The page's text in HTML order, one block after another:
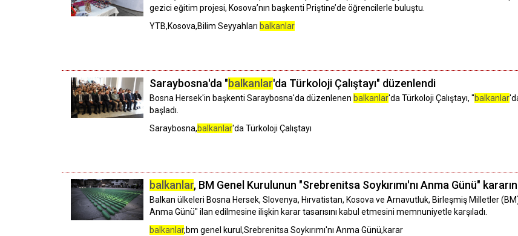
gezici eğitim projesi, Kosova’nın başkenti Priştine’de öğrencilerle buluştu.
YTB,Kosova,Bilim Seyyahları balkanlar
Saraybosna'da "balkanlar'da Türkoloji Çalıştayı" düzenlendi
Bosna Hersek'in başkenti Saraybosna'da düzenlenen balkanlar'da Türkoloji Çalıştayı, "balkanlar
başladı.
Saraybosna,balkanlar'da Türkoloji Çalıştayı
balkanlar, BM Genel Kurulunun "Srebrenitsa Soykırımı'nı Anma Günü"
Balkan ülkeleri Bosna Hersek, Slovenya, Hırvatistan, Kosova ve Arnavutluk, Birleşmiş Milletler
Anma Günü" ilan edilmesine ilişkin karar tasarısını kabul etmesini memnuniyetle karşıladı.
balkanlar,bm genel kurul,Srebrenitsa Soykırımı'nı Anma Günü,karar